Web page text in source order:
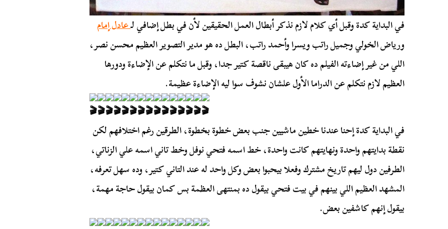
في البداية كدة وقبل أي كلام لازم نذكر أبطال العمل الحقيقين لأن في بطل إضافي لـعادل إمام
ورياض الخولي وجميل راتب ويسرا وأحمد راتب، البطل ده هو مدير التصوير العظيم محسن نصر،
اللي من غير إضاءته الفيلم ده كان هيبقى ناقصة كتير جدا، وقبل ما نتكلم عن الإضاءة ودورها
العظيم لازم نتكلم عن الدراما الأول علشان نشوف سوا ليه الإضاءة عظيمة.
في البداية كدة إحنا عندنا خطين ماشيين جنب بعض خطوة بخطوة، الطرقين رغم اختلافهم لكن
نقطة بدايتهم واحدة ونهايتهم كانت واحدة، خط اسمه فتحي نوفل وخط تاني اسمه علي الزناتي،
الطرفين دول ليهم تاريخ مشترك وفعلا بيحبوا بعض وكل واحد له عند التاني كتير، وده سهل تعرفه،
المشهد العظيم اللي بينهم في بيت فتحي بيقول ده بمنتهى العظمة بس كمان بيقول حاجة مهمة،
بيقول إنهم كاشفين بعض.